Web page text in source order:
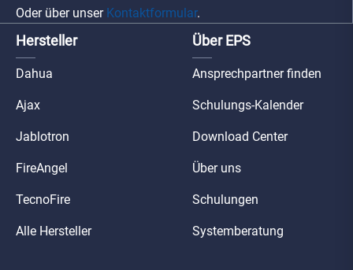
Oder über unser Kontaktformular.
Hersteller
Dahua
Ajax
Jablotron
FireAngel
TecnoFire
Alle Hersteller
Über EPS
Ansprechpartner finden
Schulungs-Kalender
Download Center
Über uns
Schulungen
Systemberatung